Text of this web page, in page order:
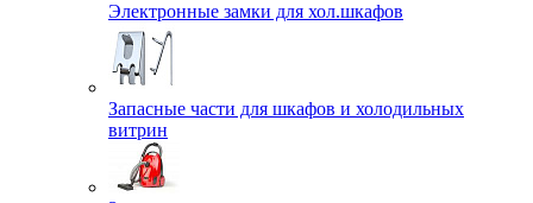
Электронные замки для хол.шкафов
Запасные части для шкафов и холодильных
витрин